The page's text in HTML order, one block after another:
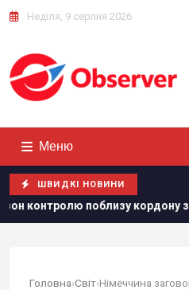
Неділя, 9 серпня 2026
Меню
ШВИДКІ НОВИНИ
кордону з Україною, - Трегубов
Головна›Світ›